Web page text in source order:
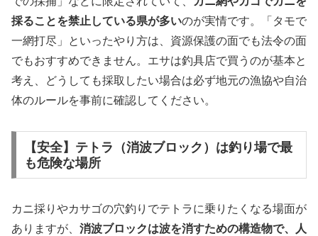
採ることを禁止している県が多いのが実情です。「タモで
一網打尽」といったやり方は、資源保護の面でも法令の面
でもおすすめできません。エサは釣具店で買うのが基本と
考え、どうしても採取したい場合は必ず地元の漁協や自治
体のルールを事前に確認してください。
【安全】テトラ（消波ブロック）は釣り場で最
も危険な場所
カニ採りやカサゴの穴釣りでテトラに乗りたくなる場面が
ありますが、 消波ブロックは波を消すための構造物で、人